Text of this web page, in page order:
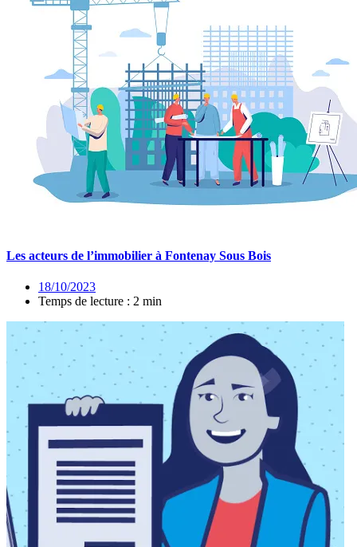
Les acteurs de l’immobilier à Fontenay Sous Bois
18/10/2023
Temps de lecture : 2 min